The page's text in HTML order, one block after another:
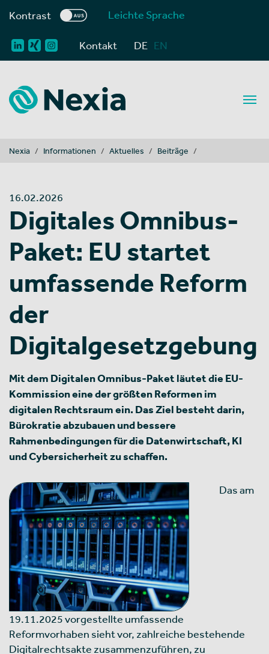
Kontrast Leichte Sprache
Kontakt DE EN
You are here:
Nexia Informationen Aktuelles Beiträge
16.02.2026
Digitales Omnibus-
Paket: EU startet
umfassende Reform
der
Digitalgesetzgebung
Mit dem Digitalen Omnibus-Paket läutet die EU-
Kommission eine der größten Reformen im
digitalen Rechtsraum ein. Das Ziel besteht darin,
Bürokratie abzubauen und bessere
Rahmenbedingungen für die Datenwirtschaft, KI
und Cybersicherheit zu schaffen.
Das am
19.11.2025 vorgestellte umfassende
Reformvorhaben sieht vor, zahlreiche bestehende
Digitalrechtsakte zusammenzuführen, zu